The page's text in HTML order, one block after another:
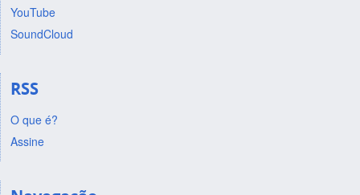
YouTube
SoundCloud
RSS
O que é?
Assine